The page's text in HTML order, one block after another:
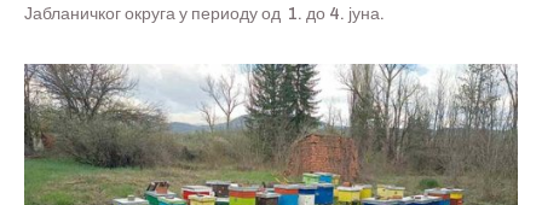
Јабланичког округа у периоду од 1. до 4. јуна.